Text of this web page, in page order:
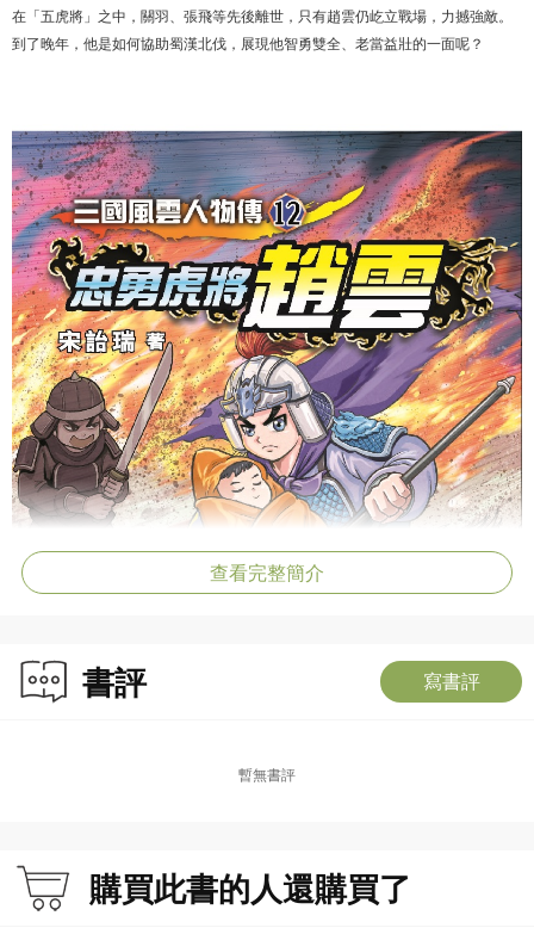
在「五虎將」之中，關羽、張飛等先後離世，只有趙雲仍屹立戰場，力撼強敵。
到了晚年，他是如何協助蜀漢北伐，展現他智勇雙全、老當益壯的一面呢？
查看完整簡介
書評 寫書評
暫無書評
購買此書的人還購買了